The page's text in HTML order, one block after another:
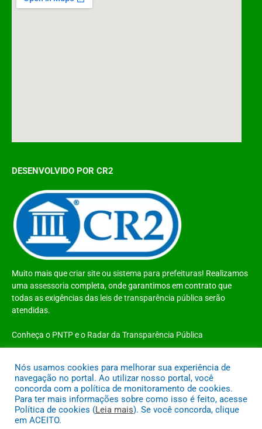
DESENVOLVIDO POR CR2
Muito mais quecriar siteou sistema para prefeituras! Realizamos
uma assessoria completa, onde garantimos em contrato que
todas as exigências das leis de transparência pública serão
atendidas.
Conheça o PNTPe o Radar da Transparência Pública
Todos os direitos reservados a Prefeitura Municipal de Santo Antônio do
Tauá
Nós usamos cookies para melhorar sua experiência de
navegação no portal. Ao utilizar nosso portal, você
concorda com a política de monitoramento de cookies.
Para ter mais informações sobre como isso é feito, acesse
Política de cookies (Leia mais). Se você concorda, clique
em ACEITO.